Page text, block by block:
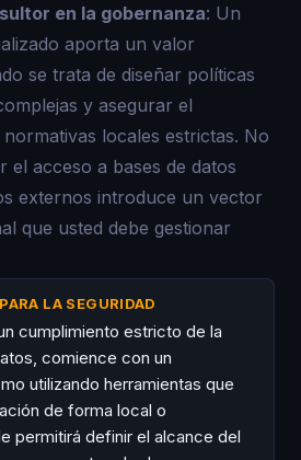
en la gobernanza: Un
aporta un valor
se trata de diseñar políticas
y asegurar el
locales estrictas. No
el acceso a bases de datos
externos introduce un vector
que usted debe gestionar
LA SEGURIDAD
cumplimiento estricto de la
comience con un
utilizando herramientas que
de forma local o
permitirá definir el alcance del